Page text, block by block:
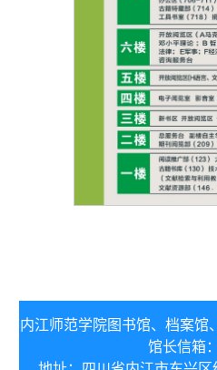
内江师范学院图书馆、 档案馆
馆长信箱：